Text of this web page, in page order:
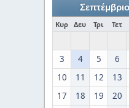
Κυρ Δευ Τρι Τετ
3
4 5 6
10
11 12 13
17
18 19 20